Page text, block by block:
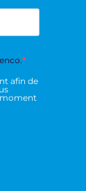
afin de